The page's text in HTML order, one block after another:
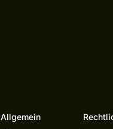
Allgemein